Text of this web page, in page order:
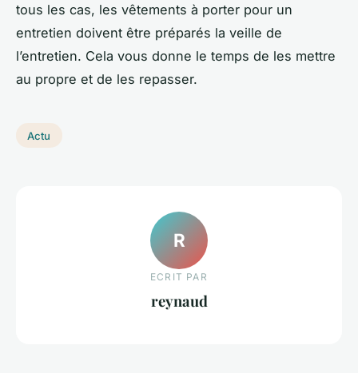
tous les cas, les vêtements à porter pour un
entretien doivent être préparés la veille de
l’entretien. Cela vous donne le temps de les mettre
au propre et de les repasser.
Actu
R
ECRIT PAR
reynaud